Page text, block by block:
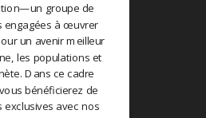
groupe de
engagées à œuvrer
un avenir meilleur
les populations et
Dans ce cadre
bénéficierez de
exclusives avec nos